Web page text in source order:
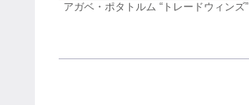
アガベ・ポタトルム “トレードウィンズ”